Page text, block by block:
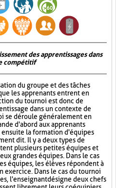
des apprentissages dans
compétitif
du groupe et des tâches
les apprenants entrent en
du tournoi est donc de
dans un contexte de
se déroule généralement en
d'abord aux apprenants
la formation d'équipes
dit. Il y a deux types de
plusieurs petites équipes et
grandes équipes. Dans le cas
équipes, les élèves répondent à
exercice. Dans le cas du tournoi
l'enseignant désigne deux chefs